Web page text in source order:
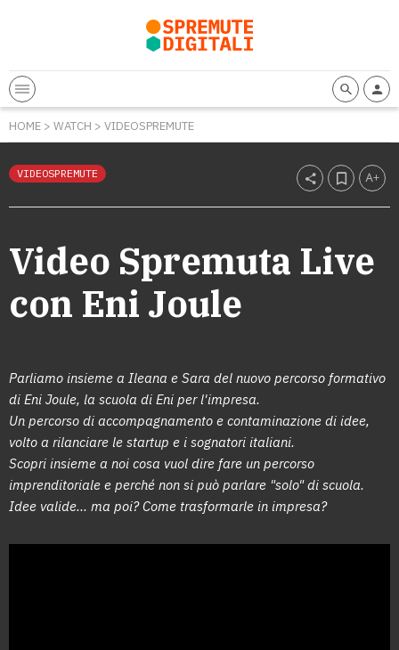
HOME > WATCH > VIDEOSPREMUTE
VIDEOSPREMUTE
Video Spremuta Live
con Eni Joule
Parliamo insieme a Ileana e Sara del nuovo percorso formativo
di Eni Joule, la scuola di Eni per l'impresa.
Un percorso di accompagnamento e contaminazione di idee,
volto a rilanciare le startup e i sognatori italiani.
Scopri insieme a noi cosa vuol dire fare un percorso
imprenditoriale e perché non si può parlare "solo" di scuola.
Idee valide... ma poi? Come trasformarle in impresa?